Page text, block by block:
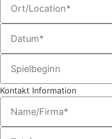
Kontakt Information